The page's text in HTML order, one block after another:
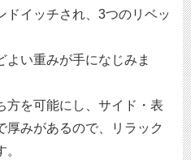
ドイッチされ、3つのリベッ
よい重みが手になじみま
方を可能にし、サイド・表
厚みがあるので、リラック